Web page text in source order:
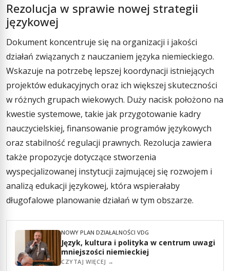
Rezolucja w sprawie nowej strategii
językowej
Dokument koncentruje się na organizacji i jakości
działań związanych z nauczaniem języka niemieckiego.
Wskazuje na potrzebę lepszej koordynacji istniejących
projektów edukacyjnych oraz ich większej skuteczności
w różnych grupach wiekowych. Duży nacisk położono na
kwestie systemowe, takie jak przygotowanie kadry
nauczycielskiej, finansowanie programów językowych
oraz stabilność regulacji prawnych. Rezolucja zawiera
także propozycje dotyczące stworzenia
wyspecjalizowanej instytucji zajmującej się rozwojem i
analizą edukacji językowej, która wspierałaby
długofalowe planowanie działań w tym obszarze.
NOWY PLAN DZIAŁALNOŚCI VDG
Język, kultura i polityka w centrum uwagi
mniejszości niemieckiej
CZYTAJ WIĘCEJ →